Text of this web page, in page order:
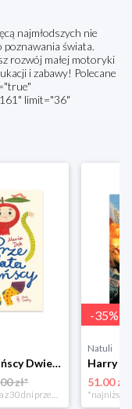
najmłodszych nie
świata.
rozwój małej motoryki
i zabawy! Polecane
limit="36"
Przeplatalińscy Dwie siostry
zł*
*najniższa cena z 30 dni przed obniżką
-35%
Natuli
51.00 zł